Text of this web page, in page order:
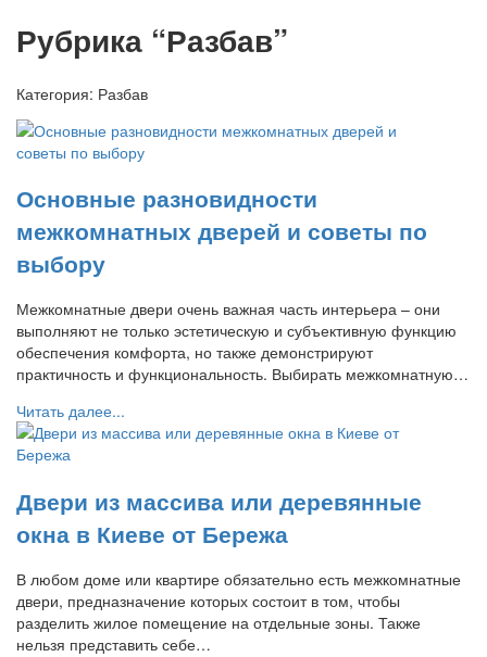
Рубрика “Разбав”
Категория: Разбав
Основные разновидности
межкомнатных дверей и советы по
выбору
Межкомнатные двери очень важная часть интерьера – они
выполняют не только эстетическую и субъективную функцию
обеспечения комфорта, но также демонстрируют
практичность и функциональность. Выбирать межкомнатную…
Читать далее...
Двери из массива или деревянные
окна в Киеве от Бережа
В любом доме или квартире обязательно есть межкомнатные
двери, предназначение которых состоит в том, чтобы
разделить жилое помещение на отдельные зоны. Также
нельзя представить себе…